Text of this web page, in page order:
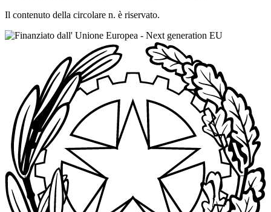
Il contenuto della circolare n. è riservato.